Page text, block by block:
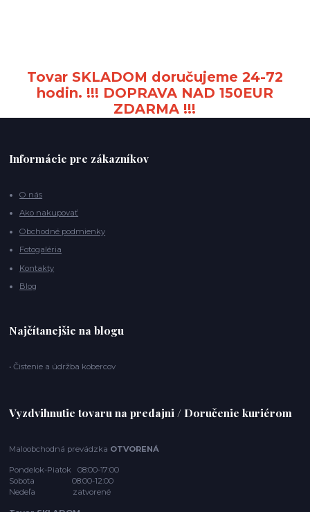
Tovar SKLADOM doručujeme 24-72
hodin. !!! DOPRAVA NAD 150EUR
ZDARMA !!!
Informácie pre zákazníkov
O nás
Ako nakupovať
Obchodné podmienky
Fotogaléria
Kontakty
Blog
Najčítanejšie na blogu
• Čistenie a údržba kobercov
Vyzdvihnutie tovaru na predajni / Doručenie kuriérom
Maloobchodná prevádzka OTVORENÁ
Pondelok-Piatok 08:00-17:00
Sobota 08:00-12:00
Nedeľa zatvorené